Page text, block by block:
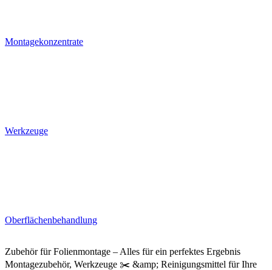
Montagekonzentrate
Werkzeuge
Oberflächenbehandlung
Zubehör für Folienmontage – Alles für ein perfektes Ergebnis
Montagezubehör, Werkzeuge ✂️ &amp; Reinigungsmittel für Ihre